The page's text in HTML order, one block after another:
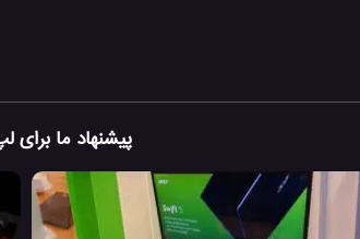
پیشنهاد ما برای